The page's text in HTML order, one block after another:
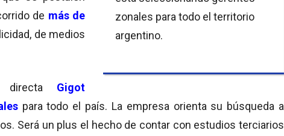
zonales para todo el territorio
argentino.
de más de
de medios
directa Gigot
para todo el país. La empresa orienta su búsqueda a
Será un plus el hecho de contar con estudios terciarios